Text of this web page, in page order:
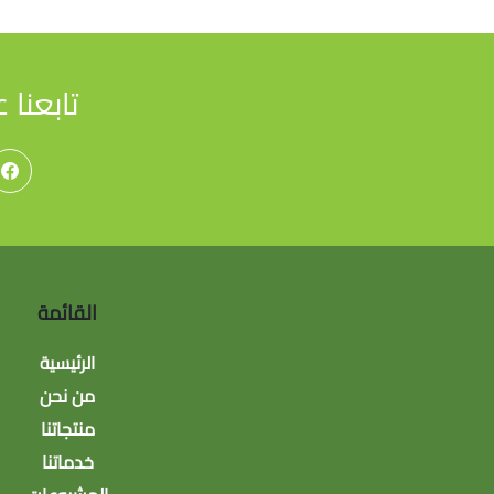
القائمة
الرئيسية
من نحن
منتجاتنا
خدماتنا